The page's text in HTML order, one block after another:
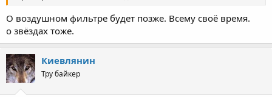
О воздушном фильтре будет позже. Всему своё время.
о звёздах тоже.
Киевлянин
Тру байкер